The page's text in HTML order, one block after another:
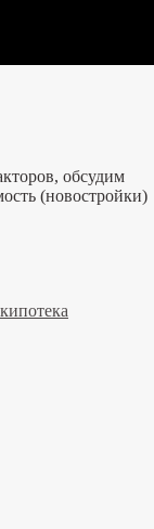
обсудим
(новостройки)